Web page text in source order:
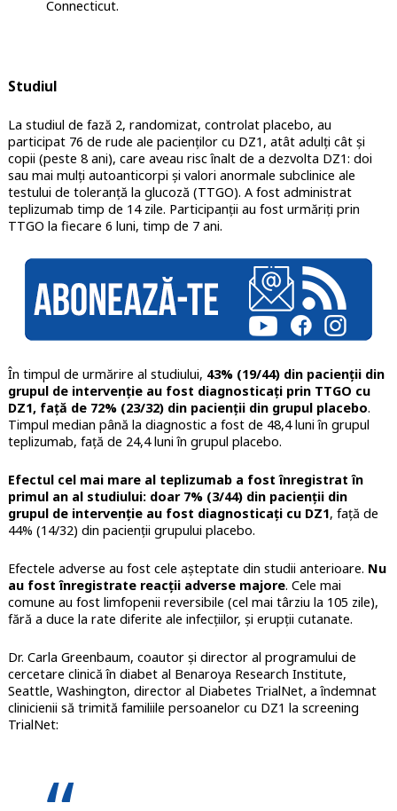
Connecticut.
Studiul
La studiul de fază 2, randomizat, controlat placebo, au
participat 76 de rude ale pacienților cu DZ1, atât adulți cât și
copii (peste 8 ani), care aveau risc înalt de a dezvolta DZ1: doi
sau mai mulți autoanticorpi și valori anormale subclinice ale
testului de toleranță la glucoză (TTGO). A fost administrat
teplizumab timp de 14 zile. Participanții au fost urmăriți prin
TTGO la fiecare 6 luni, timp de 7 ani.
În timpul de urmărire al studiului, 43% (19/44) din pacienții din
grupul de intervenție au fost diagnosticați prin TTGO cu
DZ1, față de 72% (23/32) din pacienții din grupul placebo.
Timpul median până la diagnostic a fost de 48,4 luni în grupul
teplizumab, față de 24,4 luni în grupul placebo.
Efectul cel mai mare al teplizumab a fost înregistrat în
primul an al studiului: doar 7% (3/44) din pacienții din
grupul de intervenție au fost diagnosticați cu DZ1, față de
44% (14/32) din pacienții grupului placebo.
Efectele adverse au fost cele așteptate din studii anterioare. Nu
au fost înregistrate reacții adverse majore. Cele mai
comune au fost limfopenii reversibile (cel mai târziu la 105 zile),
fără a duce la rate diferite ale infecțiilor, și erupții cutanate.
Dr. Carla Greenbaum, coautor și director al programului de
cercetare clinică în diabet al Benaroya Research Institute,
Seattle, Washington, director al Diabetes TrialNet, a îndemnat
clinicienii să trimită familiile persoanelor cu DZ1 la screening
TrialNet: